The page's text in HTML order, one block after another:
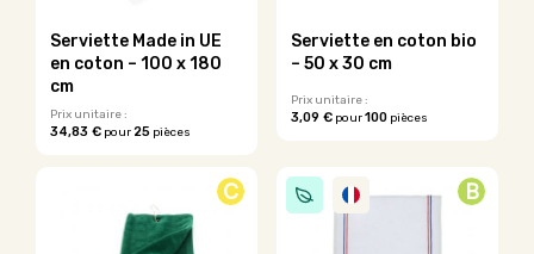
sur
produit
Serviette Made in UE
en coton – 100 x 180
cm
Prix unitaire :
34,83 € pour25 pièces
variations.
Serviette en coton bio
– 50 x 30 cm
Prix unitaire :
3,09 €pour100pièces
a
plusieurs
C B